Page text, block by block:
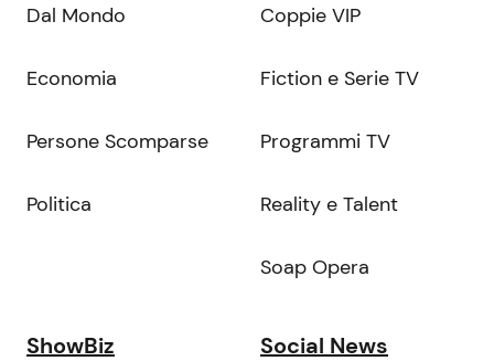
Dal Mondo
Economia
Persone Scomparse
Politica
Coppie VIP
Fiction e Serie TV
Programmi TV
Reality e Talent
Soap Opera
ShowBiz Social News